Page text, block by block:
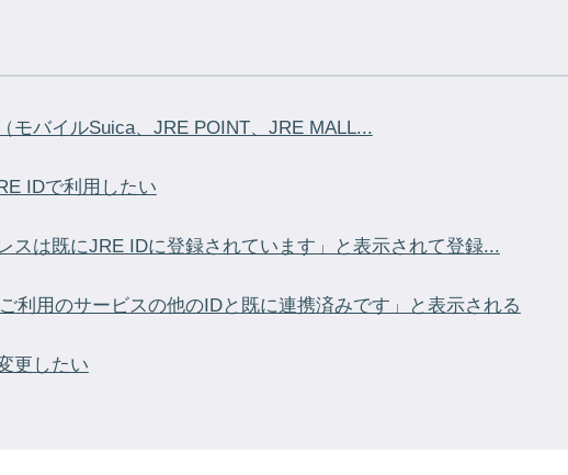
モバイルSuica、JRE POINT、JRE MALL...
IDで利用したい
スは既にJRE IDに登録されています」と表示されて登録...
利用のサービスの他のIDと既に連携済みです」と表示される
更したい